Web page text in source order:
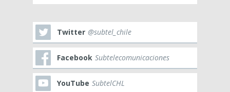
Twitter @subtel_chile
Facebook Subtelecomunicaciones
YouTube SubtelCHL